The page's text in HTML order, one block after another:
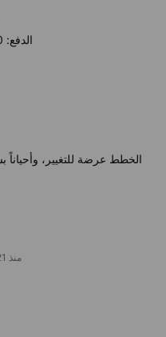
الدفع: 3900 يورو - 1146 يورو = 2754 يورو
الخطط عرضة للتغيير،
مع GetExperience منذ 2021